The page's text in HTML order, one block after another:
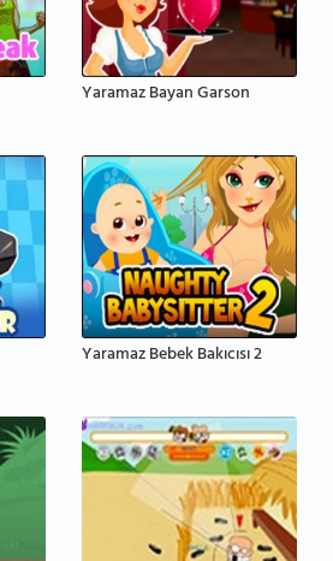
Yaramaz Bayan Garson
Yaramaz Bebek Bakıcısı 2